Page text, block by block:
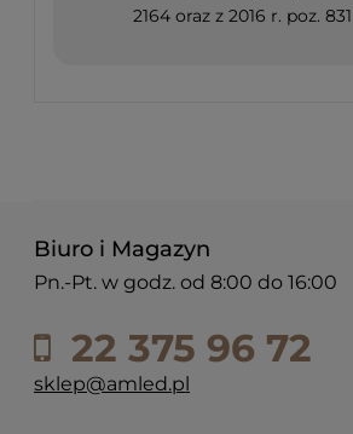
2164 oraz z 2016 r. poz.
Biuro i Magazyn
Pn.-Pt. w godz. od 8:00 do 16:00
22 375 96 72
sklep@amled.pl